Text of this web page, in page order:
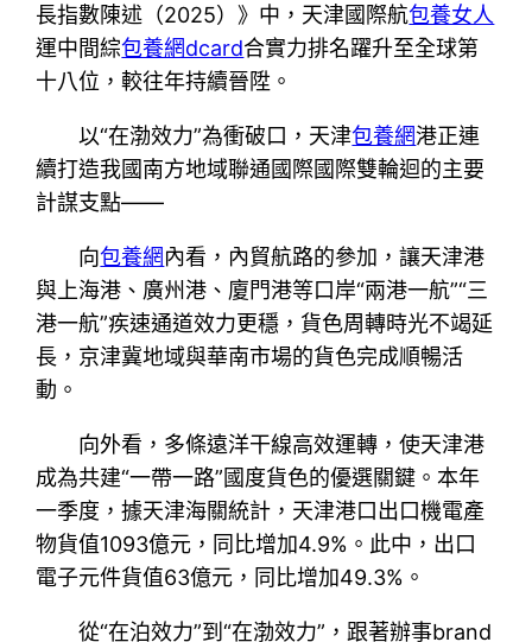
長指數陳述（2025）》中，天津國際航包養女人
運中間綜包養網dcard合實力排名躍升至全球第
十八位，較往年持續晉陞。
以“在渤效力”為衝破口，天津包養網港正連
續打造我國南方地域聯通國際國際雙輪迴的主要
計謀支點——
向包養網內看，內貿航路的參加，讓天津港
與上海港、廣州港、廈門港等口岸“兩港一航”“三
港一航”疾速通道效力更穩，貨色周轉時光不竭延
長，京津冀地域與華南市場的貨色完成順暢活
動。
向外看，多條遠洋干線高效運轉，使天津港
成為共建“一帶一路”國度貨色的優選關鍵。本年
一季度，據天津海關統計，天津港口出口機電產
物貨值1093億元，同比增加4.9%。此中，出口
電子元件貨值63億元，同比增加49.3%。
從“在泊效力”到“在渤效力”，跟著辦事brand